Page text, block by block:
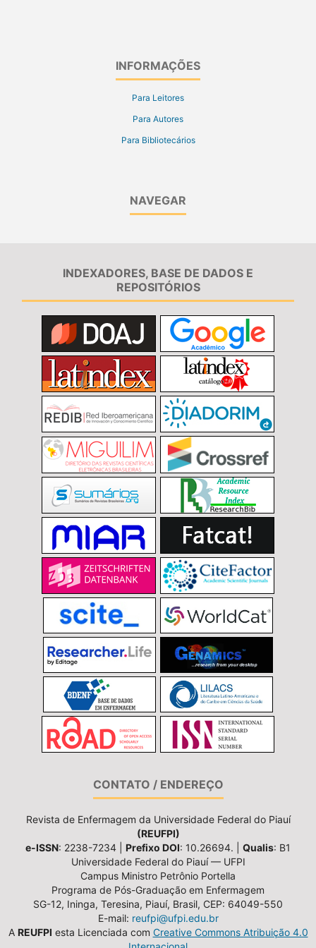
INFORMAÇÕES
Para Leitores
Para Autores
Para Bibliotecários
NAVEGAR
INDEXADORES, BASE DE DADOS E
REPOSITÓRIOS
CONTATO / ENDEREÇO
Revista de Enfermagem da Universidade Federal do Piauí
(REUFPI)
e-ISSN: 2238-7234 | Prefixo DOI: 10.26694. | Qualis: B1
Universidade Federal do Piauí — UFPI
Campus Ministro Petrônio Portella
Programa de Pós-Graduação em Enfermagem
SG-12, Ininga, Teresina, Piauí, Brasil, CEP: 64049-550
E-mail: reufpi@ufpi.edu.br
A REUFPI esta Licenciada com Creative Commons Atribuição 4.0